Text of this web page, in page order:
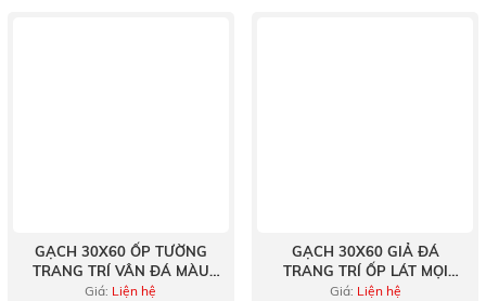
GẠCH 30X60 ỐP TƯỜNG
TRANG TRÍ VÂN ĐÁ MÀU
XÁM SÁNG
Giá: Liện hệ
GẠCH 30X60 GIẢ ĐÁ
TRANG TRÍ ỐP LÁT MỌI
KHÔNG GIAN
Giá: Liện hệ